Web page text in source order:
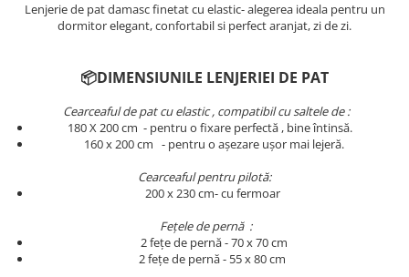
Lenjerii De Pat Catifea
Set Lenjerie De Pat Blana
Persoane
Set Lenjerie Pat Blanita Iepure, 6
Piese, Cu Pilota Inclusa
Lenjerii De Pat Premium Collection
Set Lenjerie De Pat, 7 Piese, Cu
Pilota / Cuvertura Inclusa
Set Lenjerie De Pat Jacquard Regal,
11 Piese, Cuvertura Inclusa
Lenjerie de pat damasc finetat cu elastic- alegerea ideala pentru un
dormitor elegant, confortabil si perfect aranjat, zi de zi.
📦DIMENSIUNILE LENJERIEI DE PAT
Cearceaful de pat cu elastic , compatibil cu saltele de :
180 X 200 cm - pentru o fixare perfectă , bine întinsă.
​​​​160 x 200 cm - pentru o așezare ușor mai lejeră.
Cearceaful pentru pilotă:
200 x 230 cm- cu fermoar
Fețele de pernă :
2 fețe de pernă - 70 x 70 cm
2 fețe de pernă - 55 x 80 cm